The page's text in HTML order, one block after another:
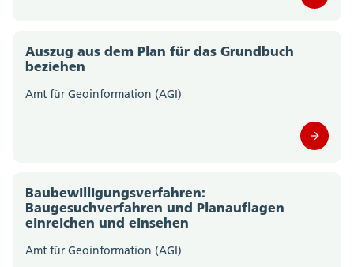
Amt für Raumplanung (0)
Amt für Umwelt (0)
Auszug aus dem Plan für das Grundbuch
beziehen
Amt für Geoinformation (AGI)
Baubewilligungsverfahren:
Baugesuchverfahren und Planauflagen
einreichen und einsehen
Amt für Geoinformation (AGI)